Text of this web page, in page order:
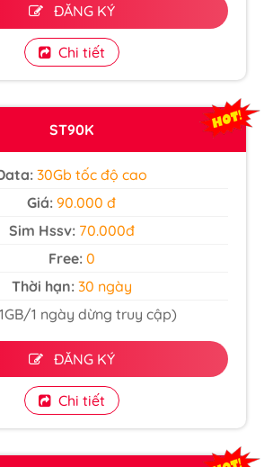
ĐĂNG KÝ
Chi tiết
ST90K
30Gb tốc độ cao
Giá: 90.000 đ
Sim Hssv:70.000đ
Free: 0
Thời hạn:30 ngày
1 ngày dừng truy cập)
ĐĂNG KÝ
Chi tiết